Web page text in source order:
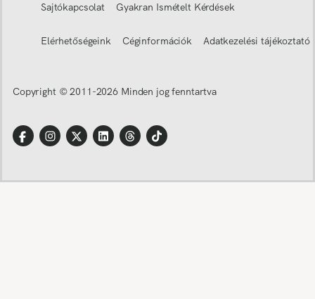
Sajtókapcsolat Gyakran Ismételt Kérdések
Elérhetőségeink Céginformációk Adatkezelési tájékoztató
Copyright © 2011-2026 Minden jog fenntartva